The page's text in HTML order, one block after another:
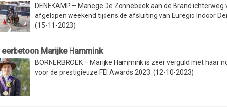
DENEKAMP – Manege De Zonnebeek aan de Brandlichterweg
afgelopen weekend tijdens de afsluiting van Euregio Indoor
(15-11-2023)
Marijke Hammink
BORNERBROEK – Marijke Hammink is zeer verguld met haar
voor de prestigieuze FEI Awards 2023. (12-10-2023)